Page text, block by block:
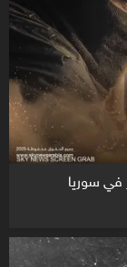
في سوريا